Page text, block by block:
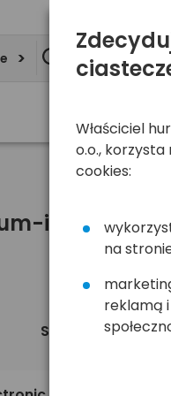
ion (18650,
Sortuj
Właściciel
o.o.,
cookies:
na
reklamą